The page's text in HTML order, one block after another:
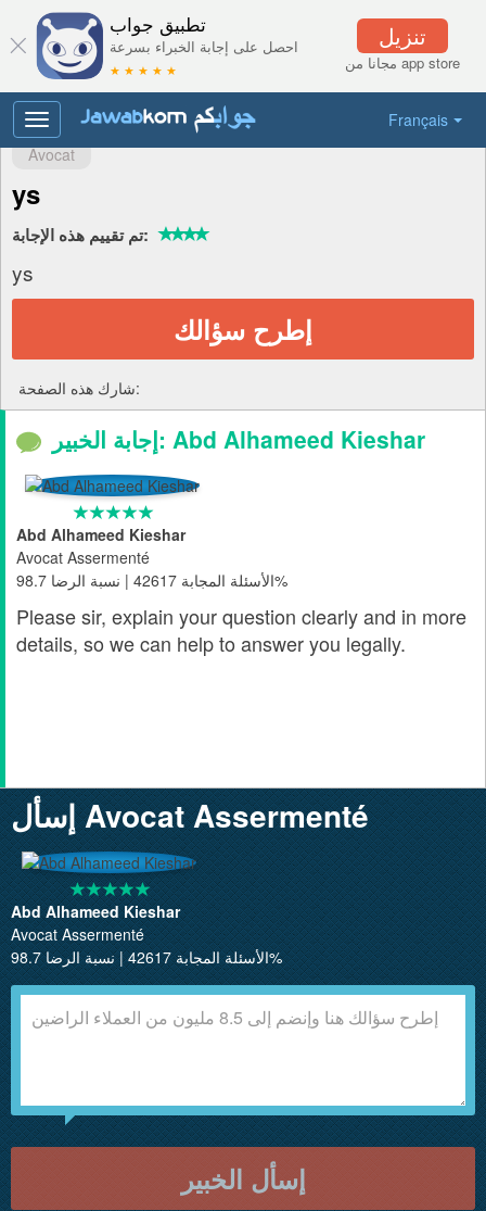
تنزيل
مجانا من app store
تطبيق جواب
احصل على إجابة الخبراء بسرعة
★ ★ ★ ★ ★
Français
Toggle
navigation
Avocat
ys
تم تقييم هذه الإجابة:
ys
إطرح سؤالك
شارك هذه الصفحة:
إجابة الخبير: Abd Alhameed Kieshar
Abd Alhameed Kieshar
Avocat Assermenté
الأسئلة المجابة 42617 | نسبة الرضا 98.7%
Please sir, explain your question clearly and in more
details, so we can help to answer you legally.
إسأل Avocat Assermenté
Abd Alhameed Kieshar
Avocat Assermenté
الأسئلة المجابة 42617 | نسبة الرضا 98.7%
إسأل الخبير